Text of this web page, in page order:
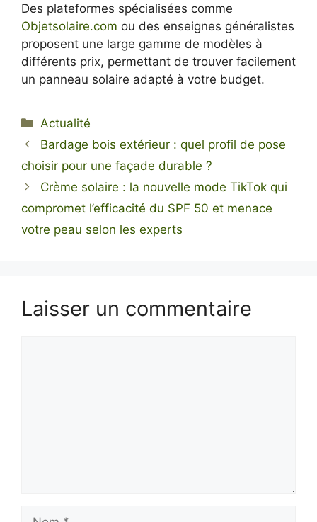
Des plateformes spécialisées comme
Objetsolaire.com ou des enseignes généralistes
proposent une large gamme de modèles à
différents prix, permettant de trouver facilement
un panneau solaire adapté à votre budget.
Catégories
Actualité
Bardage bois extérieur : quel profil de pose
choisir pour une façade durable ?
Crème solaire : la nouvelle mode TikTok qui
compromet l’efficacité du SPF 50 et menace
votre peau selon les experts
Laisser un commentaire
Nom